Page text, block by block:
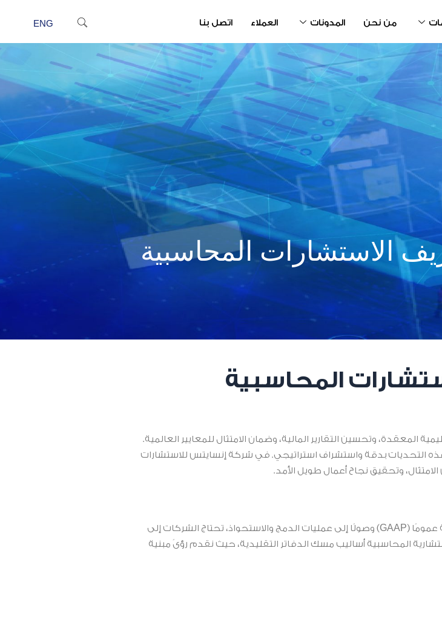
من نحن المدونات العملاء اتصل بنا ENG
الاستشارات المحاسبية
المحاسبية
وتحسين التقارير المالية، وضمان الامتثال للمعايير العالمية.
التحديات بدقة واستشراف استراتيجي. في شركة إنسايتس للاستشارات
وتحقيق نجاح أعمال طويل الأمد.
بدءًا من الامتثال للمعايير الدولية لإعداد التقارير المالية (IFRS) والمبادئ المحاسبية المقبولة عمومًا (GAAP) وصولًا إلى عمليات الدمج والاستحواذ، تحتاج الشركات إلى
المحاسبية أساليب مسك الدفاتر التقليدية، حيث نقدم رؤىً مبنية